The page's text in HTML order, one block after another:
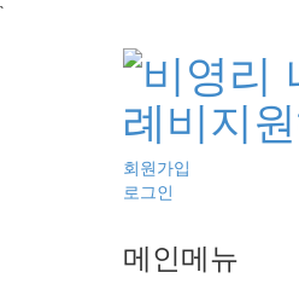
`
회원가입
로그인
메인메뉴